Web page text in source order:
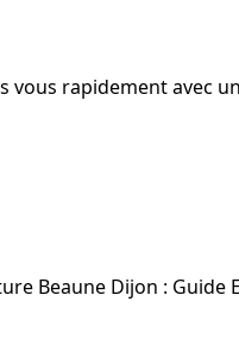
vous rapidement avec
Beaune Dijon : Guide